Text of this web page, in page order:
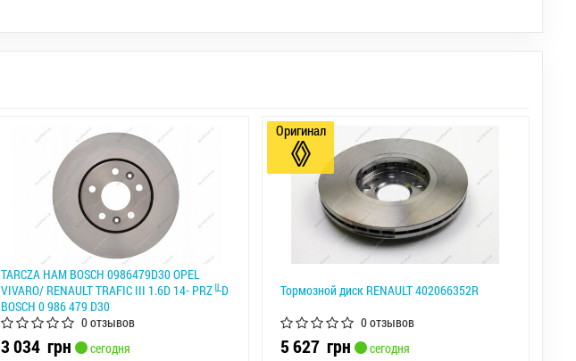
TARCZA HAM BOSCH 0986479D30 OPEL
VIVARO/ RENAULT TRAFIC III 1.6D 14- PRZ╙D
BOSCH 0 986 479 D30
0 отзывов
3 034 грн
сегодня
Тормозной диск RENAULT 402066352R
0 отзывов
5 627грн
сегодня
Оригинал